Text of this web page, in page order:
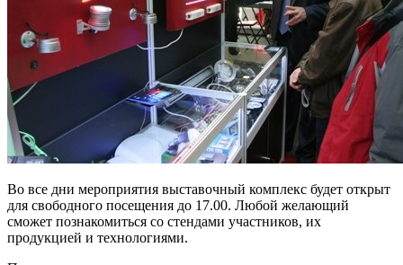
Во все дни мероприятия выставочный комплекс будет открыт
для свободного посещения до 17.00. Любой желающий
сможет познакомиться со стендами участников, их
продукцией и технологиями.